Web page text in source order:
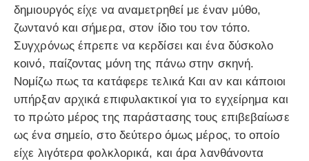
δημιουργός είχε να αναμετρηθεί με έναν μύθο,
ζωντανό και σήμερα, στον ίδιο του τον τόπο.
Συγχρόνως έπρεπε να κερδίσει και ένα δύσκολο
κοινό, παίζοντας μόνη της πάνω στην σκηνή.
Νομίζω πως τα κατάφερε τελικά Και αν και κάποιοι
υπήρξαν αρχικά επιφυλακτικοί για το εγχείρημα και
το πρώτο μέρος της παράστασης τους επιβεβαίωσε
ως ένα σημείο, στο δεύτερο όμως μέρος, το οποίο
είχε λιγότερα φολκλορικά, και άρα λανθάνοντα